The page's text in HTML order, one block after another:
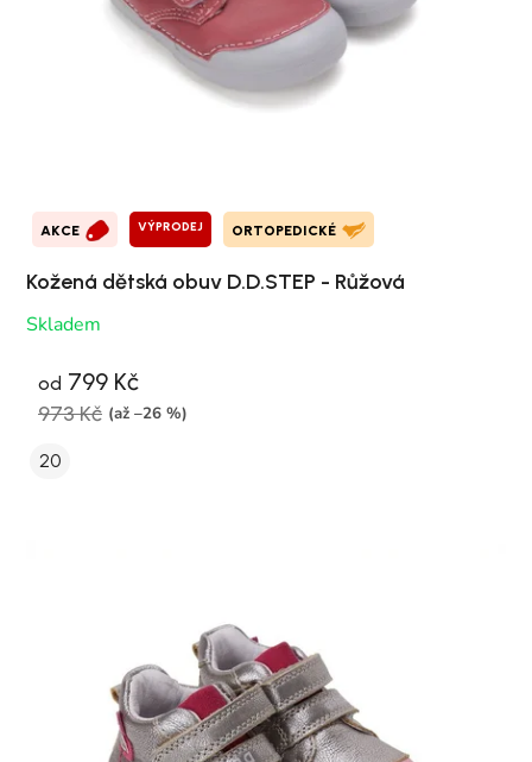
AKCE VÝPRODEJ ORTOPEDICKÉ
Kožená dětská obuv D.D.STEP - Růžová
Skladem
od 799 Kč
973 Kč (až –26 %)
20